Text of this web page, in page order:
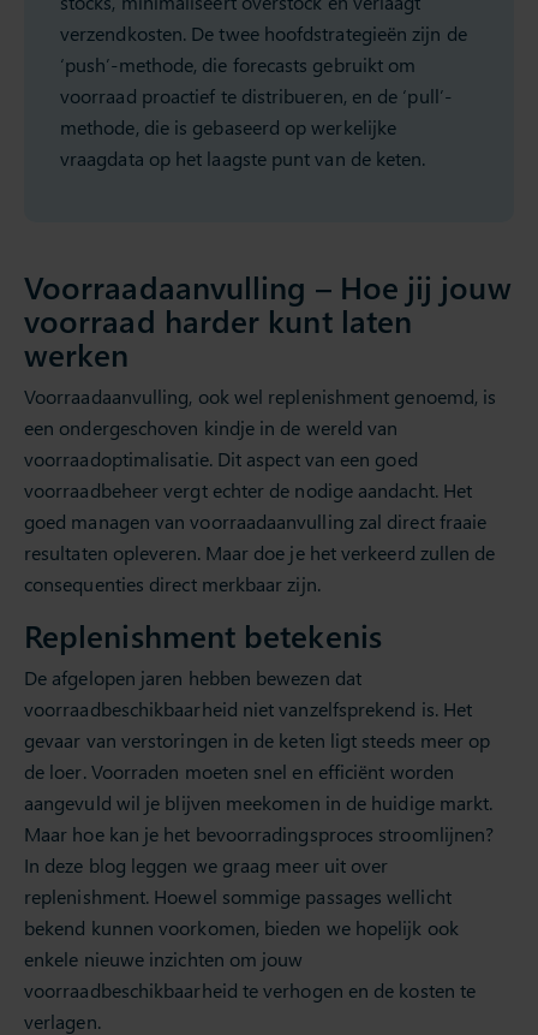
verzendkosten. De twee hoofdstrategieën zijn de
‘push’-methode, die forecasts gebruikt om
voorraad proactief te distribueren, en de ‘pull’-
methode, die is gebaseerd op werkelijke
vraagdata op het laagste punt van de keten.
Voorraadaanvulling – Hoe jij jouw
voorraad harder kunt laten
werken
Voorraadaanvulling, ook wel replenishment genoemd, is
een ondergeschoven kindje in de wereld van
voorraadoptimalisatie. Dit aspect van een goed
voorraadbeheer vergt echter de nodige aandacht. Het
goed managen van voorraadaanvulling zal direct fraaie
resultaten opleveren. Maar doe je het verkeerd zullen de
consequenties direct merkbaar zijn.
Replenishment betekenis
De afgelopen jaren hebben bewezen dat
voorraadbeschikbaarheid niet vanzelfsprekend is. Het
gevaar van verstoringen in de keten ligt steeds meer op
de loer. Voorraden moeten snel en efficiënt worden
aangevuld wil je blijven meekomen in de huidige markt.
Maar hoe kan je het bevoorradingsproces stroomlijnen?
In deze blog leggen we graag meer uit over
replenishment. Hoewel sommige passages wellicht
bekend kunnen voorkomen, bieden we hopelijk ook
enkele nieuwe inzichten om jouw
voorraadbeschikbaarheid te verhogen en de kosten te
verlagen.